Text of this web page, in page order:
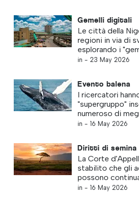
Gemelli digitali
Le città della
regioni in via di
esplorando i
in - 23 May 2026
Evento balena
I ricercatori
"supergruppo"
numeroso di
in - 16 May 2026
Diritti di semina
La Corte
stabilito che gli
possono
in - 16 May 2026